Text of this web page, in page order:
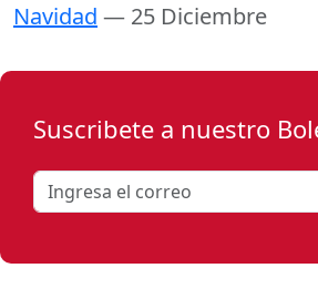
Navidad — 25 Diciembre
Suscribete a nuestro